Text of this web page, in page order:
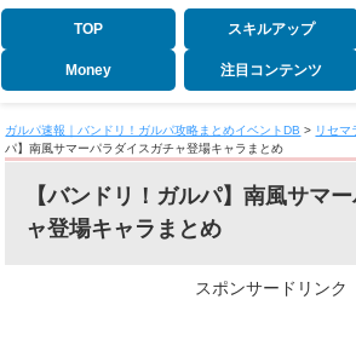
TOP スキルアップ
Money 注目コンテンツ
ガルパ速報｜バンドリ！ガルパ攻略まとめイベントDB > リセマ
パ】南風サマーパラダイスガチャ登場キャラまとめ
【バンドリ！ガルパ】南風サマ
ャ登場キャラまとめ
スポンサードリンク